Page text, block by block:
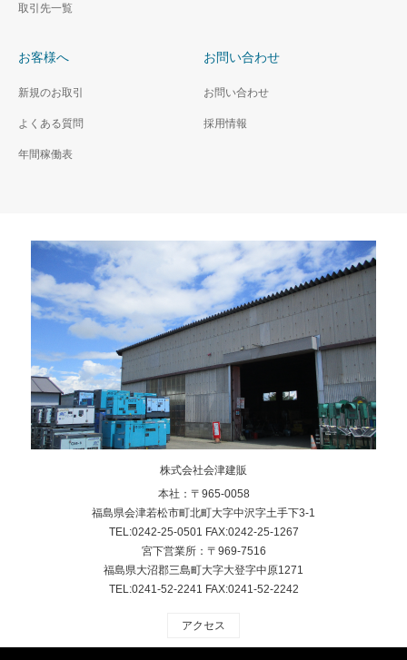
取引先一覧
お客様へ
新規のお取引
よくある質問
年間稼働表
お問い合わせ
お問い合わせ
採用情報
株式会社会津建販
本社：〒965-0058
福島県会津若松市町北町大字中沢字土手下3-1
TEL:0242-25-0501 FAX:0242-25-1267
宮下営業所：〒969-7516
福島県大沼郡三島町大字大登字中原1271
TEL:0241-52-2241 FAX:0241-52-2242
アクセス